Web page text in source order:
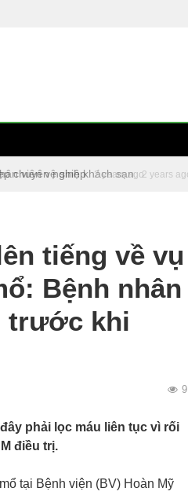
chuyên nghiệp 2 years ago
tiếng về vụ
Bệnh nhân
trước khi
9
phải lọc máu liên tục vì rối
điều trị.
tại Bệnh viện (BV) Hoàn Mỹ